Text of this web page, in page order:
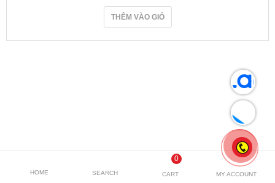
THÊM VÀO GIỎ
HOME SEARCH
0
CART MY ACCOUNT